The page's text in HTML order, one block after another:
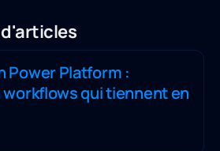
Power Platform :
qui tiennent en